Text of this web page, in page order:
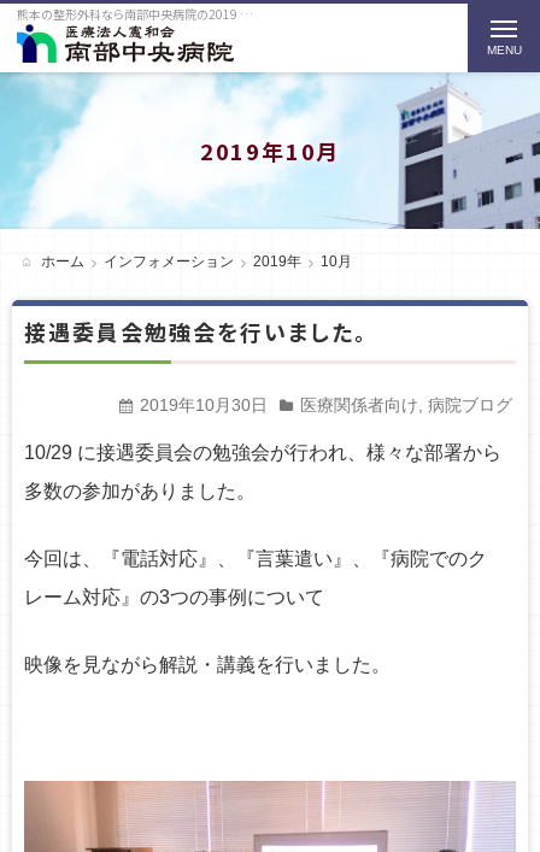
熊本の整形外科なら南部中央病院の2019 10月をご紹介
2019年10月
ホーム インフォメーション 2019年 10月
接遇委員会勉強会を行いました。
2019年10月30日 医療関係者向け 病院ブログ
10/29 に接遇委員会の勉強会が行われ、様々な部署から
多数の参加がありました。
今回は、『電話対応』、『言葉遣い』、『病院でのク
レーム対応』の3つの事例について
映像を見ながら解説・講義を行いました。
t
o
g
i
g